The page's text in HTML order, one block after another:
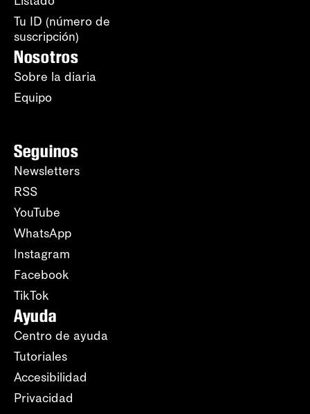
Tu ID (número de
suscripción)
Nosotros
Sobre la diaria
Equipo
Seguinos
Newsletters
RSS
YouTube
WhatsApp
Instagram
Facebook
TikTok
Ayuda
Centro de ayuda
Tutoriales
Accesibilidad
Privacidad